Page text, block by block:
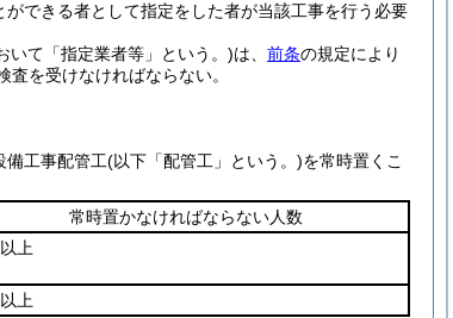
できる者として指定をした者が当該工事を行う必要
いて「指定業者等」という。)は、 前条の規定により
を受けなければならない。
備工事配管工(以下「配管工」という。)を常時置くこ
常時置かなければならない人数
上
上